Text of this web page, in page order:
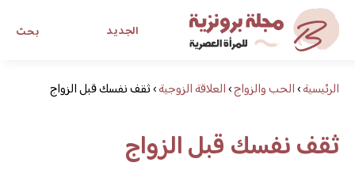
بحث الجديد
مجلة برونزية للفتاة العصرية
ابحث عن أي موضوع يهمك
الرئيسية›الحب والزواج›العلاقة الزوجية›ثقف نفسك قبل الزواج
ثقف نفسك قبل الزواج